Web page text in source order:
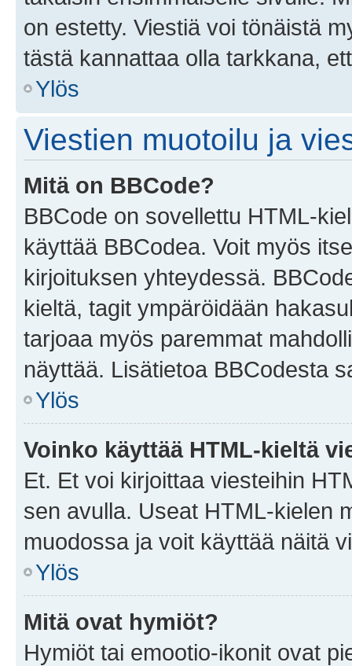
on estetty. Viestiä voi tönäistä
tästä kannattaa olla tarkkana,
Ylös
Viestien muotoilu ja
Mitä on BBCode?
BBCode on sovellettu HTML-
käyttää BBCodea. Voit myös
kirjoituksen yhteydessä.
kieltä, tagit ympäröidään
tarjoaa myös paremmat
näyttää. Lisätietoa BBCodesta
Ylös
Voinko käyttää HTML-kieltä
Et. Et voi kirjoittaa viesteihin
sen avulla. Useat HTML-kielen
muodossa ja voit käyttää näitä
Ylös
Mitä ovat hymiöt?
Hymiöt tai emootio-ikonit ovat